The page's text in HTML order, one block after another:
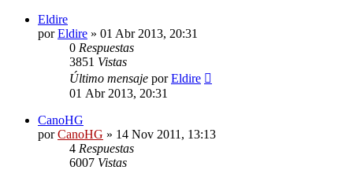
Eldire
porEldire » 01 Abr 2013, 20:31
0 Respuestas
3851 Vistas
Último mensaje porEldire
01 Abr 2013, 20:31
CanoHG
porCanoHG » 14 Nov 2011, 13:13
4 Respuestas
6007 Vistas